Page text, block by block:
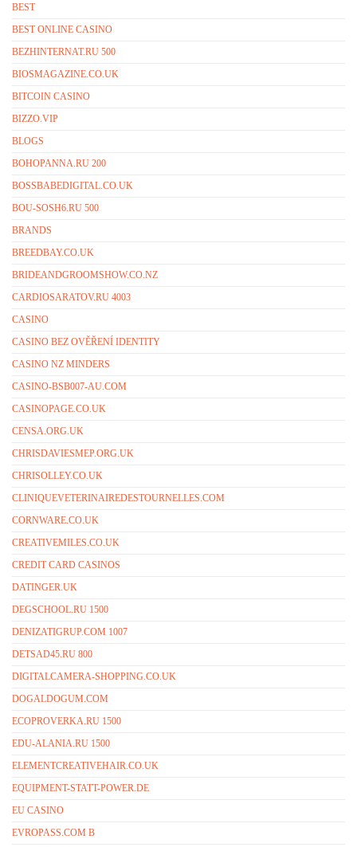
BEST
BEST ONLINE CASINO
BEZHINTERNAT.RU 500
BIOSMAGAZINE.CO.UK
BITCOIN CASINO
BIZZO.VIP
BLOGS
BOHOPANNA.RU 200
BOSSBABEDIGITAL.CO.UK
BOU-SOSH6.RU 500
BRANDS
BREEDBAY.CO.UK
BRIDEANDGROOMSHOW.CO.NZ
CARDIOSARATOV.RU 4003
CASINO
CASINO BEZ OVĚŘENÍ IDENTITY
CASINO NZ MINDERS
CASINO-BSB007-AU.COM
CASINOPAGE.CO.UK
CENSA.ORG.UK
CHRISDAVIESMEP.ORG.UK
CHRISOLLEY.CO.UK
CLINIQUEVETERINAIREDESTOURNELLES.COM
CORNWARE.CO.UK
CREATIVEMILES.CO.UK
CREDIT CARD CASINOS
DATINGER.UK
DEGSCHOOL.RU 1500
DENIZATIGRUP.COM 1007
DETSAD45.RU 800
DIGITALCAMERA-SHOPPING.CO.UK
DOGALDOGUM.COM
ECOPROVERKA.RU 1500
EDU-ALANIA.RU 1500
ELEMENTCREATIVEHAIR.CO.UK
EQUIPMENT-STATT-POWER.DE
EU CASINO
EVROPASS.COM B